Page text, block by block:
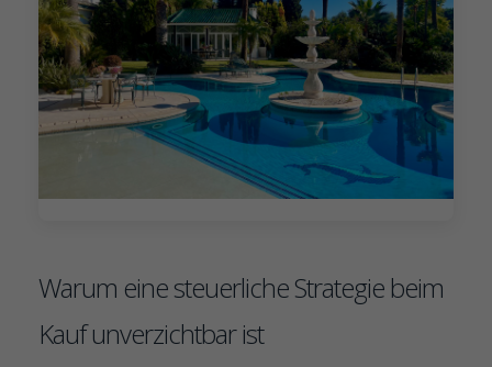
Warum eine steuerliche Strategie beim
Kauf unverzichtbar ist